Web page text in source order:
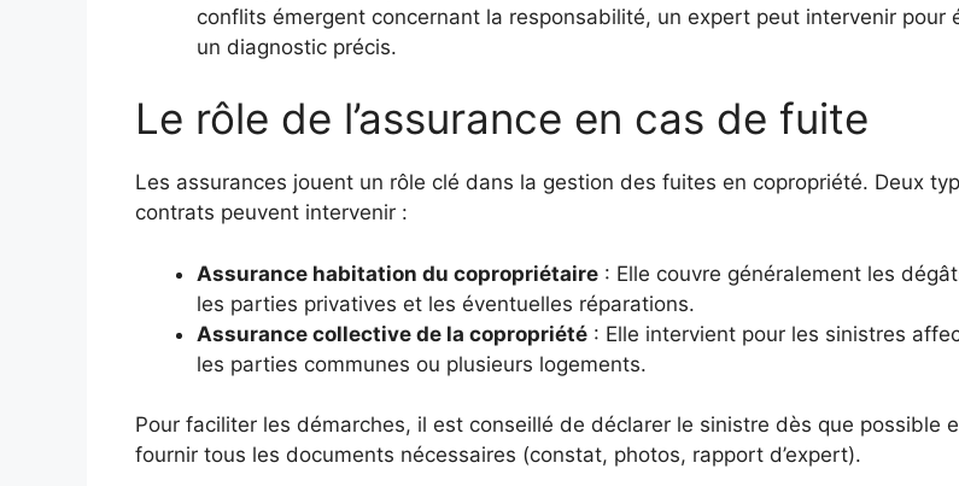
conflits émergent concernant la responsabilité, un expert peut intervenir pour
un diagnostic précis.
Le rôle de l’assurance en cas de fuite
Les assurances jouent un rôle clé dans la gestion des fuites en copropriété. Deux
contrats peuvent intervenir :
Assurance habitation du copropriétaire : Elle couvre généralement les
les parties privatives et les éventuelles réparations.
Assurance collective de la copropriété : Elle intervient pour les sinistres
les parties communes ou plusieurs logements.
Pour faciliter les démarches, il est conseillé de déclarer le sinistre dès que possible
fournir tous les documents nécessaires (constat, photos, rapport d’expert).